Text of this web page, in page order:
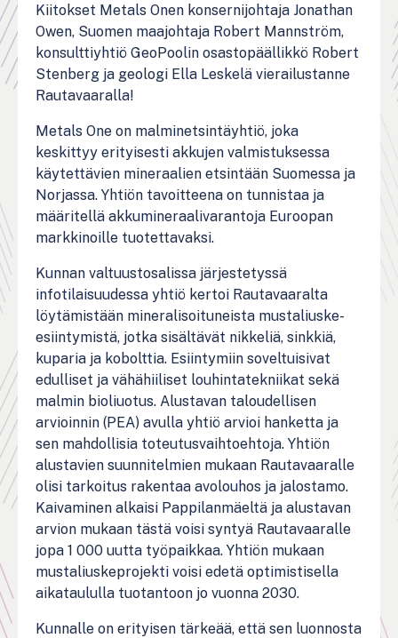
Kiitokset Metals Onen konsernijohtaja Jonathan
Owen, Suomen maajohtaja Robert Mannström,
konsulttiyhtiö GeoPoolin osastopäällikkö Robert
Stenberg ja geologi Ella Leskelä vierailustanne
Rautavaaralla!
Metals One on malminetsintäyhtiö, joka
keskittyy erityisesti akkujen valmistuksessa
käytettävien mineraalien etsintään Suomessa ja
Norjassa. Yhtiön tavoitteena on tunnistaa ja
määritellä akkumineraalivarantoja Euroopan
markkinoille tuotettavaksi.
Kunnan valtuustosalissa järjestetyssä
infotilaisuudessa yhtiö kertoi Rautavaaralta
löytämistään mineralisoituneista mustaliuske-
esiintymistä, jotka sisältävät nikkeliä, sinkkiä,
kuparia ja kobolttia. Esiintymiin soveltuisivat
edulliset ja vähähiiliset louhintatekniikat sekä
malmin bioliuotus. Alustavan taloudellisen
arvioinnin (PEA) avulla yhtiö arvioi hanketta ja
sen mahdollisia toteutusvaihtoehtoja. Yhtiön
alustavien suunnitelmien mukaan Rautavaaralle
olisi tarkoitus rakentaa avolouhos ja jalostamo.
Kaivaminen alkaisi Pappilanmäeltä ja alustavan
arvion mukaan tästä voisi syntyä Rautavaaralle
jopa 1 000 uutta työpaikkaa. Yhtiön mukaan
mustaliuskeprojekti voisi edetä optimistisella
aikataululla tuotantoon jo vuonna 2030.
Kunnalle on erityisen tärkeää, että sen luonnosta